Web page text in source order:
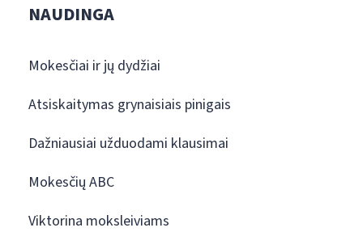
NAUDINGA
Mokesčiai ir jų dydžiai
Atsiskaitymas grynaisiais pinigais
Dažniausiai užduodami klausimai
Mokesčių ABC
Viktorina moksleiviams